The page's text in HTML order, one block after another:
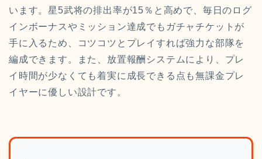
います。星5武将の排出率が15％と高めで、毎日のログ
インボーナスやミッション達成でもガチャチケットが
手に入るため、コツコツとプレイすれば強力な部隊を
編成できます。また、放置報酬システムにより、プレ
イ時間が少なくても着実に成長できる点も無課金プレ
イヤーに優しい設計です。